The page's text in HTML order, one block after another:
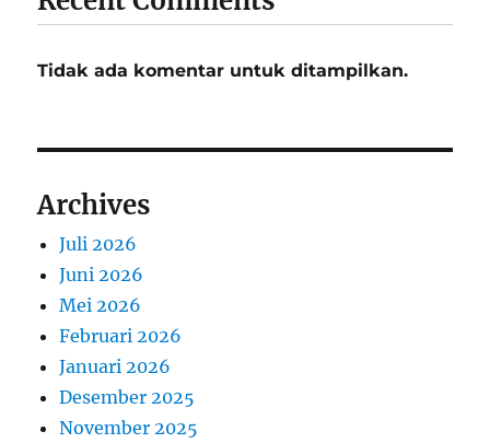
Tidak ada komentar untuk ditampilkan.
Archives
Juli 2026
Juni 2026
Mei 2026
Februari 2026
Januari 2026
Desember 2025
November 2025